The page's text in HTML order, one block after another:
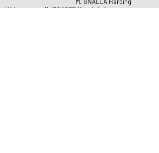
Webmasters:M. BAKARE Hervé Julius